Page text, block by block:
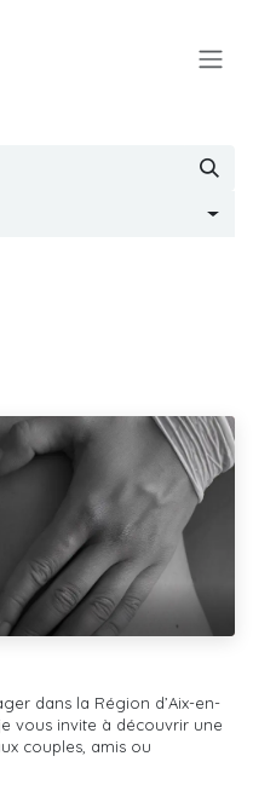
dans la Région d’Aix-en-
vous invite à découvrir une
couples, amis ou